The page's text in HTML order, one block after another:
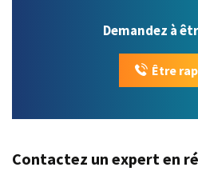
Demandez à
Être
Contactez un expert en